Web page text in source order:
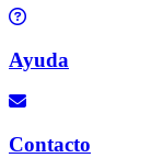
Ayuda
Contacto